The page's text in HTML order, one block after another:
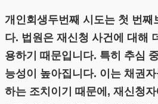
개인회생두번째 시도는 첫 번째
다. 법원은 재신청 사건에 대해
용하기 때문입니다. 특히 추심
능성이 높아집니다. 이는 채권
하는 조치이기 때문에, 재신청